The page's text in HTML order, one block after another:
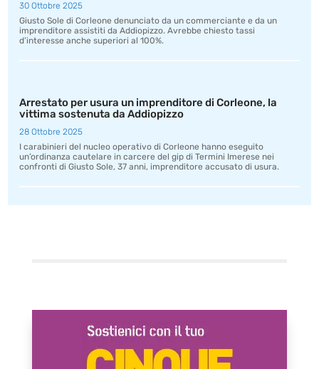
30 Ottobre 2025
Giusto Sole di Corleone denunciato da un commerciante e da un
imprenditore assistiti da Addiopizzo. Avrebbe chiesto tassi
d’interesse anche superiori al 100%.
Arrestato per usura un imprenditore di Corleone, la
vittima sostenuta da Addiopizzo
28 Ottobre 2025
I carabinieri del nucleo operativo di Corleone hanno eseguito
un’ordinanza cautelare in carcere del gip di Termini Imerese nei
confronti di Giusto Sole, 37 anni, imprenditore accusato di usura.